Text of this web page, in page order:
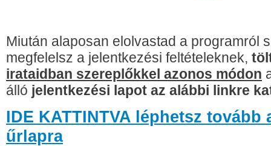
Miután alaposan elolvastad a programról
megfelelsz a jelentkezési feltételeknek,
irataidban szereplőkkel azonos módon
álló jelentkezési lapot az alábbi linkre
IDE KATTINTVA léphetsz tovább
űrlapra